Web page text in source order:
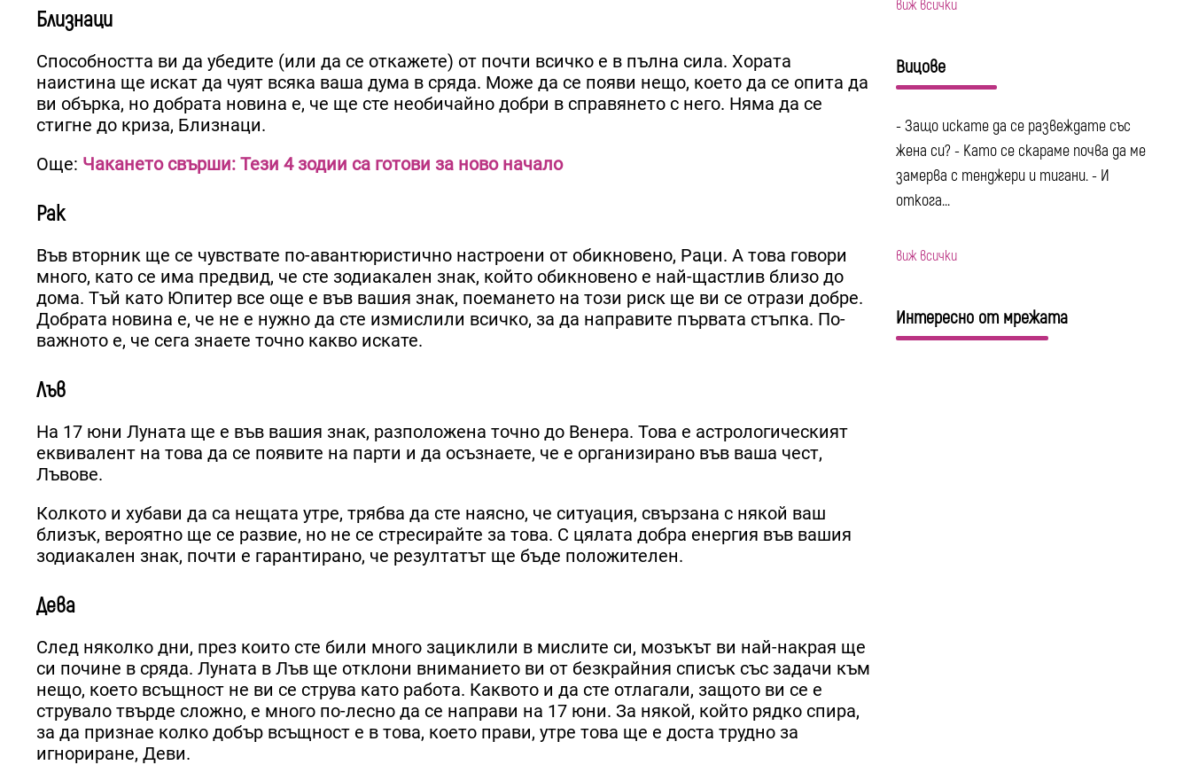
Близнаци
Способността ви да убедите (или да се откажете) от почти всичко е в пълна сила. Хората
наистина ще искат да чуят всяка ваша дума в сряда. Може да се появи нещо, което да се опита да
ви обърка, но добрата новина е, че ще сте необичайно добри в справянето с него. Няма да се
стигне до криза, Близнаци.
Още: Чакането свърши: Тези 4 зодии са готови за ново начало
Рак
Във вторник ще се чувствате по-авантюристично настроени от обикновено, Раци. А това говори
много, като се има предвид, че сте зодиакален знак, който обикновено е най-щастлив близо до
дома. Тъй като Юпитер все още е във вашия знак, поемането на този риск ще ви се отрази добре.
Добрата новина е, че не е нужно да сте измислили всичко, за да направите първата стъпка. По-
важното е, че сега знаете точно какво искате.
Лъв
На 17 юни Луната ще е във вашия знак, разположена точно до Венера. Това е астрологическият
еквивалент на това да се появите на парти и да осъзнаете, че е организирано във ваша чест,
Лъвове.
Колкото и хубави да са нещата утре, трябва да сте наясно, че ситуация, свързана с някой ваш
близък, вероятно ще се развие, но не се стресирайте за това. С цялата добра енергия във вашия
зодиакален знак, почти е гарантирано, че резултатът ще бъде положителен.
Дева
След няколко дни, през които сте били много зациклили в мислите си, мозъкът ви най-накрая ще
си почине в сряда. Луната в Лъв ще отклони вниманието ви от безкрайния списък със задачи към
нещо, което всъщност не ви се струва като работа. Каквото и да сте отлагали, защото ви се е
струвало твърде сложно, е много по-лесно да се направи на 17 юни. За някой, който рядко спира,
за да признае колко добър всъщност е в това, което прави, утре това ще е доста трудно за
игнориране, Деви.
виж всички
Вицове
- Защо искате да се развеждате със
жена си? - Като се скараме почва да ме
замерва с тенджери и тигани. - И
откога...
виж всички
Интересно от мрежата